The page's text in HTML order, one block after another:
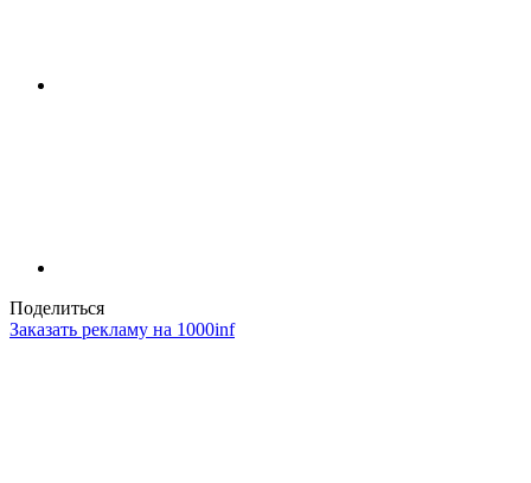
Поделиться
Заказать рекламу на 1000inf